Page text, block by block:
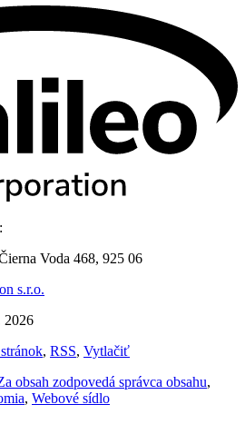
Voda 468, 925 06
s.r.o.
2026
, RSS, Vytlačiť
obsah zodpovedá správca obsahu,
, Webové sídlo